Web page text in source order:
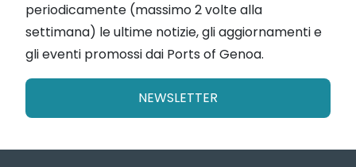
periodicamente (massimo 2 volte alla
settimana) le ultime notizie, gli aggiornamenti e
gli eventi promossi dai Ports of Genoa.
NEWSLETTER